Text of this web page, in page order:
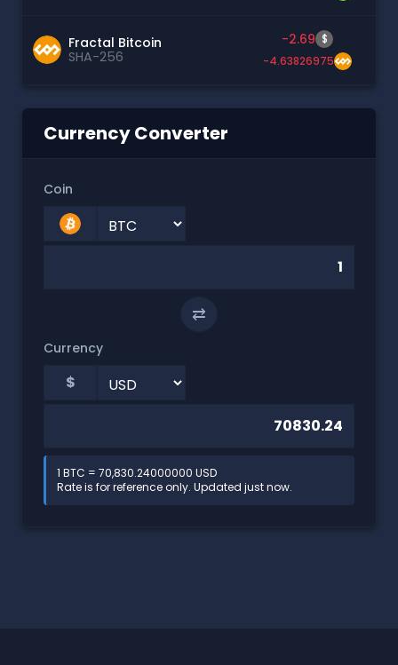
Fractal Bitcoin
SHA-256
-2.69 $
-4.63826975
Currency Converter
Coin
⇄
Currency
$
1 BTC = 70,830.24000000 USD
Rate is for reference only. Updated just now.